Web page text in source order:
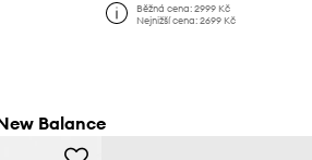
Běžná cena: 2999 Kč
Nejnižší cena: 2699 Kč
Balance